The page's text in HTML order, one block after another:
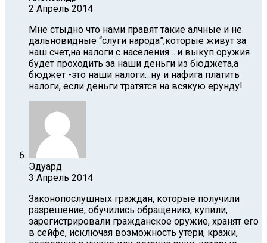
2 Апрель 2014
Мне стыдно что нами правят такие алчные и не
дальновидные “слуги народа”,которые живут за
наш счет,на налоги с населения….и выкуп оружия
будет проходить за наши деньги из бюджета,а
бюджет -это наши налоги…ну и нафига платить
налоги, если деньги тратятся на всякую ерунду!
Эдуард
3 Апрель 2014
Законопослушных граждан, которые получили
разрешение, обучились обращению, купили,
зарегистрировали гражданское оружие, хранят его
в сейфе, исключая возможность утери, кражи,